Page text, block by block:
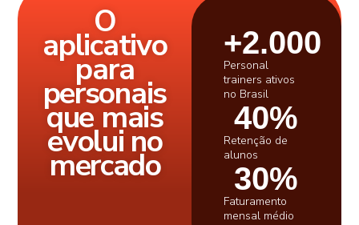
O
aplicativo
para
personais
que mais
evolui no
mercado
Personal
trainers ativos
no Brasil
+2.000
Retenção de
alunos
40%
Faturamento
mensal médio
30%